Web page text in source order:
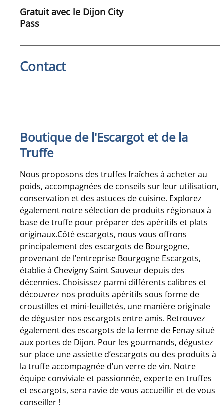
Gratuit avec le Dijon City
Pass
Contact
Boutique de l'Escargot et de la
Truffe
Nous proposons des truffes fraîches à acheter au
poids, accompagnées de conseils sur leur utilisation,
conservation et des astuces de cuisine. Explorez
également notre sélection de produits régionaux à
base de truffe pour préparer des apéritifs et plats
originaux.Côté escargots, nous vous offrons
principalement des escargots de Bourgogne,
provenant de l’entreprise Bourgogne Escargots,
établie à Chevigny Saint Sauveur depuis des
décennies. Choisissez parmi différents calibres et
découvrez nos produits apéritifs sous forme de
croustilles et mini-feuilletés, une manière originale
de déguster nos escargots entre amis. Retrouvez
également des escargots de la ferme de Fenay situé
aux portes de Dijon. Pour les gourmands, dégustez
sur place une assiette d’escargots ou des produits à
la truffe accompagnée d’un verre de vin. Notre
équipe conviviale et passionnée, experte en truffes
et escargots, sera ravie de vous accueillir et de vous
conseiller !